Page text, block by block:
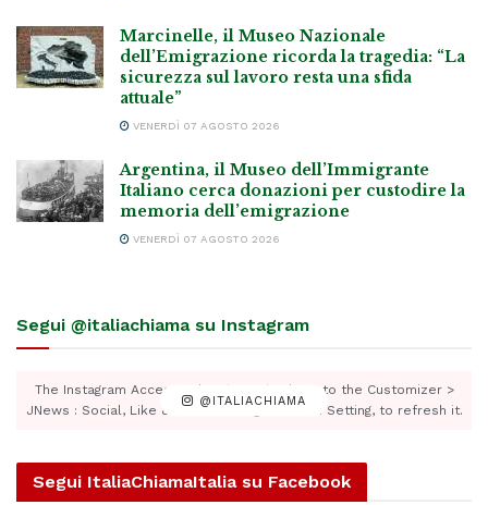
Marcinelle, il Museo Nazionale
dell’Emigrazione ricorda la tragedia: “La
sicurezza sul lavoro resta una sfida
attuale”
VENERDÌ 07 AGOSTO 2026
Argentina, il Museo dell’Immigrante
Italiano cerca donazioni per custodire la
memoria dell’emigrazione
VENERDÌ 07 AGOSTO 2026
Segui @italiachiama su Instagram
@ITALIACHIAMA
The Instagram Access Token is expired, Go to the Customizer >
JNews : Social, Like & View > Instagram Feed Setting, to refresh it.
Segui ItaliaChiamaItalia su Facebook